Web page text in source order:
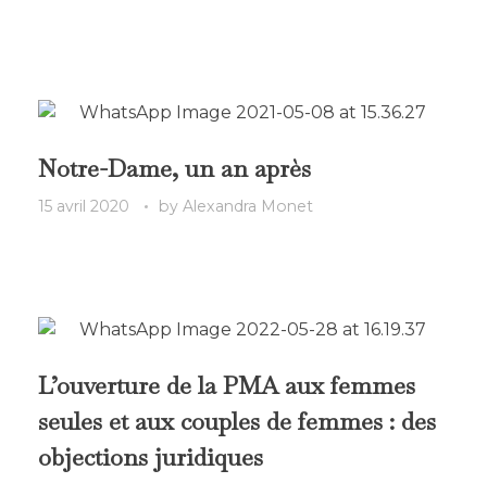
Notre-Dame, un an après
15 avril 2020 by Alexandra Monet
L’ouverture de la PMA aux femmes
seules et aux couples de femmes : des
objections juridiques